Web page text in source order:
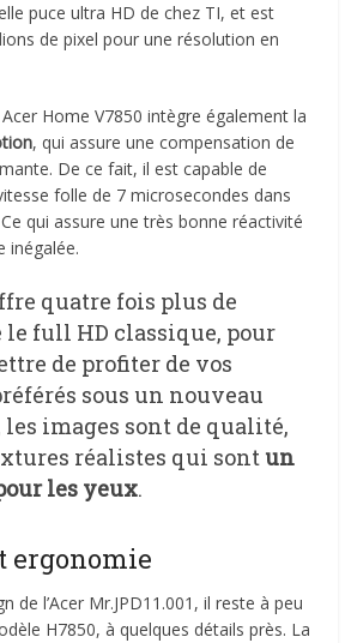
puce ultra HD de chez TI, et est
de pixel pour une résolution en
Home V7850 intègre également la
, qui assure une compensation de
De ce fait, il est capable de
folle de 7 microsecondes dans
qui assure une très bonne réactivité
inégalée.
quatre fois plus de
le full HD classique, pour
de profiter de vos
sous un nouveau
les images sont de qualité,
réalistes qui sont un
les yeux.
ergonomie
de l’Acer Mr.JPD11.001, il reste à peu
H7850, à quelques détails près. La